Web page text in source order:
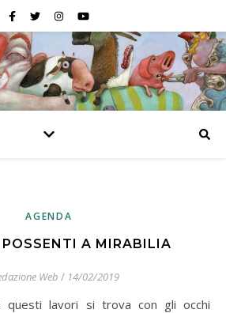
AGENDA
A MIRABILIA
Web / 14/02/2019